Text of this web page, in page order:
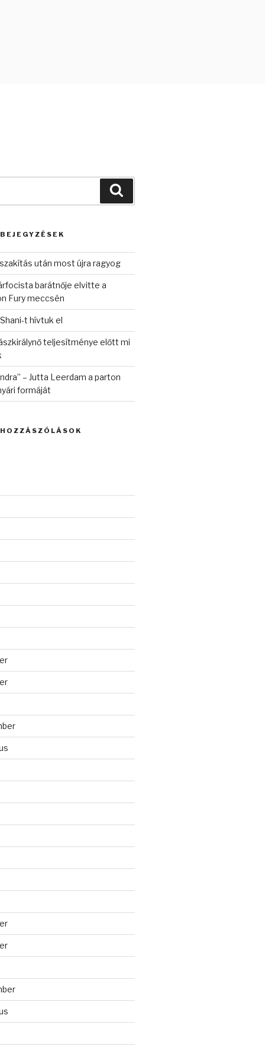
után most újra ragyog
barátnője elvitte a
Fury meccsén
t hívtuk el
teljesítménye előtt mi
– Jutta Leerdam a parton
formáját